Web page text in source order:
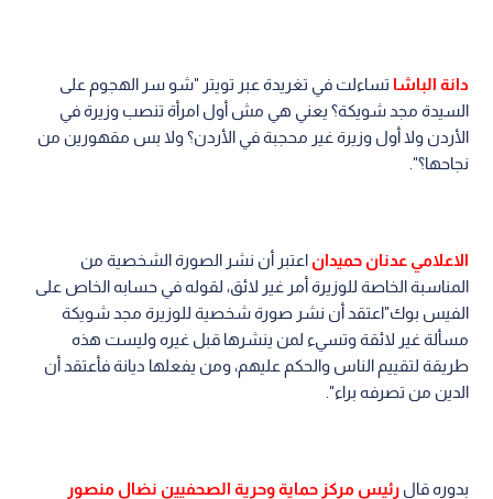
دانة الباشا تساءلت في تغريدة عبر تويتر "شو سر الهجوم على
السيدة مجد شويكة؟ يعني هي مش أول امرأة تنصب وزيرة في
الأردن ولا أول وزيرة غير محجبة في الأردن؟ ولا بس مقهورين من
نجاحها؟".
الاعلامي عدنان حميدان اعتبر أن نشر الصورة الشخصية من
المناسبة الخاصة للوزيرة أمر غير لائق، لقوله في حسابه الخاص على
الفيس بوك"اعتقد أن نشر صورة شخصية للوزيرة مجد شويكة
مسألة غير لائقة وتسيء لمن ينشرها قبل غيره وليست هذه
طريقة لتقييم الناس والحكم عليهم، ومن يفعلها ديانة فأعتقد أن
الدين من تصرفه براء".
بدوره قالرئيس مركز حماية وحرية الصحفيين نضال منصور